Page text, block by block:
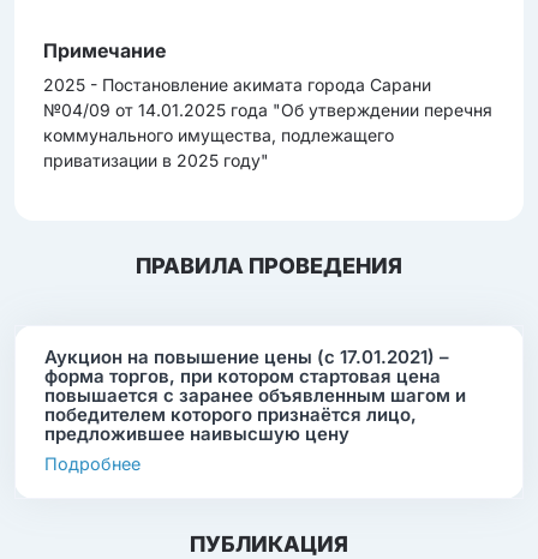
Примечание
2025 - Постановление акимата города Сарани
№04/09 от 14.01.2025 года "Об утверждении перечня
коммунального имущества, подлежащего
приватизации в 2025 году"
ПРАВИЛА ПРОВЕДЕНИЯ
Аукцион на повышение цены (с 17.01.2021) –
форма торгов, при котором стартовая цена
повышается с заранее объявленным шагом и
победителем которого признаётся лицо,
предложившее наивысшую цену
Подробнее
ПУБЛИКАЦИЯ